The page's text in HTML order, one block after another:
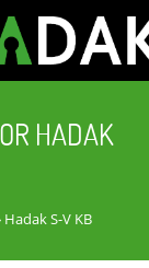
HADAK
Hadak S-V KB